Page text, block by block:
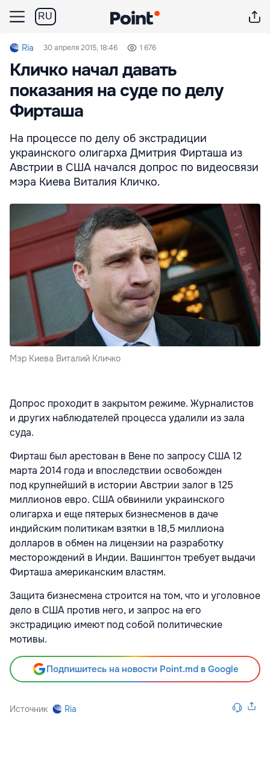
RU
Ria 30 апреля 2015, 18:46 1 676
Кличко начал давать
показания на суде по делу
Фирташа
На процессе по делу об экстрадиции
украинского олигарха Дмитрия Фирташа из
Австрии в США начался допрос по видеосвязи
мэра Киева Виталия Кличко.
Мэр Киева Виталий Кличко
Допрос проходит в закрытом режиме. Журналистов
и других наблюдателей процесса удалили из зала
суда.
Фирташ был арестован в Вене по запросу США 12
марта 2014 года и впоследствии освобожден
под крупнейший в истории Австрии залог в 125
миллионов евро. США обвинили украинского
олигарха и еще пятерых бизнесменов в даче
индийским политикам взятки в 18,5 миллиона
долларов в обмен на лицензии на разработку
месторождений в Индии. Вашингтон требует выдачи
Фирташа американским властям.
Защита бизнесмена строится на том, что и уголовное
дело в США против него, и запрос на его
экстрадицию имеют под собой политические
мотивы.
Подпишитесь на новости Point.md в Google
Источник Ria